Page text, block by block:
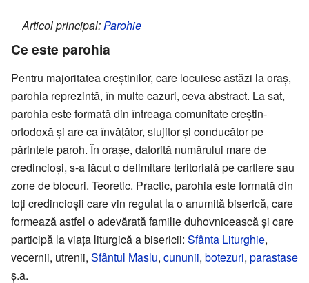
Articol principal: Parohie
Ce este parohia
Pentru majoritatea creștinilor, care locuiesc astăzi la oraș,
parohia reprezintă, în multe cazuri, ceva abstract. La sat,
parohia este formată din întreaga comunitate creștin-
ortodoxă și are ca învățător, slujitor și conducător pe
părintele paroh. În orașe, datorită numărului mare de
credincioși, s-a făcut o delimitare teritorială pe cartiere sau
zone de blocuri. Teoretic. Practic, parohia este formată din
toți credincioșii care vin regulat la o anumită biserică, care
formează astfel o adevărată familie duhovnicească și care
participă la viața liturgică a bisericii: Sfânta Liturghie,
vecernii, utrenii, Sfântul Maslu, cununii, botezuri, parastase
ș.a.